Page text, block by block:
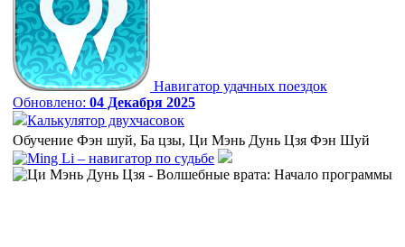
Навигатор удачных поездок
Обновлено: 04 Декабря 2025
Калькулятор двухчасовок
Обучение Фэн шуй, Ба цзы, Ци Мэнь Дунь Цзя Фэн Шуй